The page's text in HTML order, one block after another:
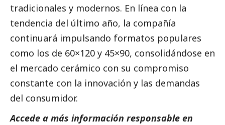
tradicionales y modernos. En línea con la
tendencia del último año, la compañía
continuará impulsando formatos populares
como los de 60×120 y 45×90, consolidándose en
el mercado cerámico con su compromiso
constante con la innovación y las demandas
del consumidor.
Accede a más información responsable en